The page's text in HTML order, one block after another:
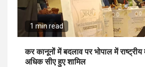
1 min read
कर कानूनों में बदलाव पर भोपाल में
अधिक सीए हुए शामिल